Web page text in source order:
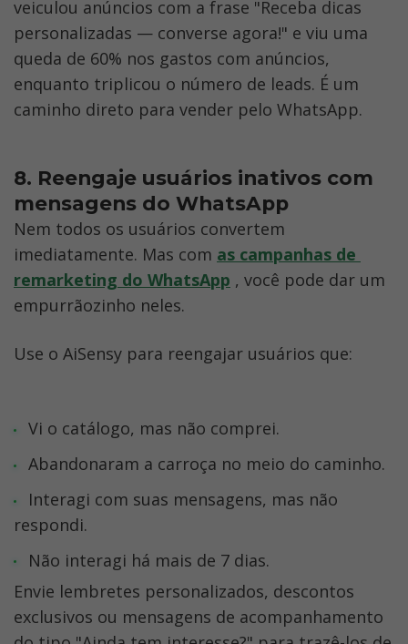
veiculou anúncios com a frase "Receba dicas
personalizadas — converse agora!" e viu uma
queda de 60% nos gastos com anúncios,
enquanto triplicou o número de leads. É um
caminho direto para vender pelo WhatsApp.
8. Reengaje usuários inativos com
mensagens do WhatsApp
Nem todos os usuários convertem
imediatamente. Mas com as campanhas de
remarketing do WhatsApp , você pode dar um
empurrãozinho neles.
Use o AiSensy para reengajar usuários que:
Vi o catálogo, mas não comprei.
Abandonaram a carroça no meio do caminho.
Interagi com suas mensagens, mas não
respondi.
Não interagi há mais de 7 dias.
Envie lembretes personalizados, descontos
exclusivos ou mensagens de acompanhamento